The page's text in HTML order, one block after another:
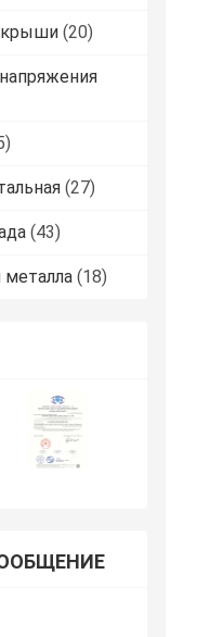
крыши (20)
(27)
(43)
(18)